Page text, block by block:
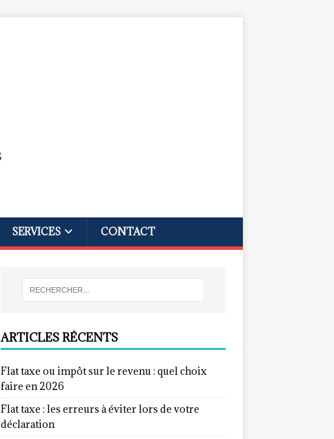
SERVICES CONTACT
ARTICLES RÉCENTS
Flat taxe ou impôt sur le revenu : quel choix
faire en 2026
Flat taxe : les erreurs à éviter lors de votre
déclaration